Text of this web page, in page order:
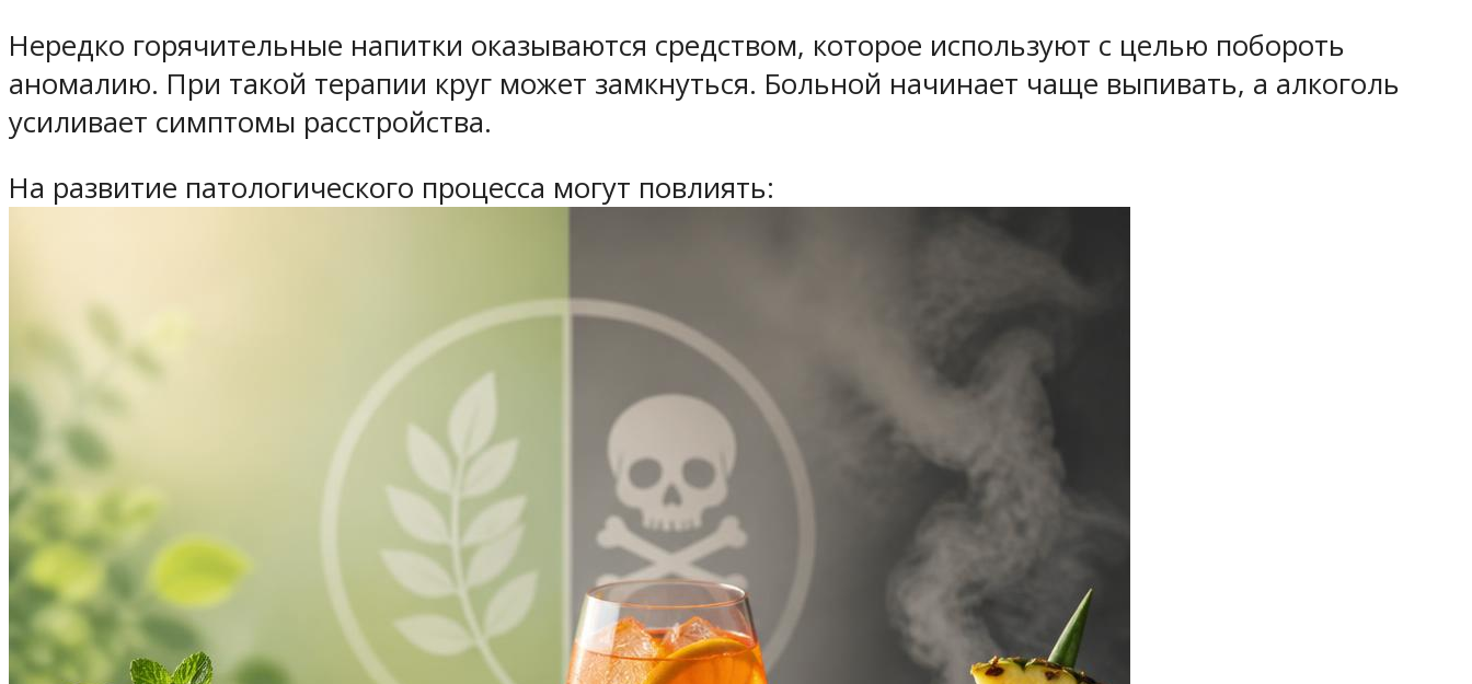
Нередко горячительные напитки оказываются средством, которое используют с целью побороть
аномалию. При такой терапии круг может замкнуться. Больной начинает чаще выпивать, а алкоголь
усиливает симптомы расстройства.
На развитие патологического процесса могут повлиять: